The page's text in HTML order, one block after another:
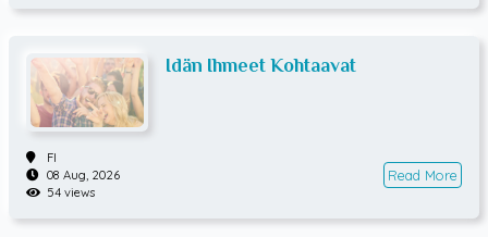
Idän Ihmeet Kohtaavat
FI
08 Aug, 2026
54 views
Read More